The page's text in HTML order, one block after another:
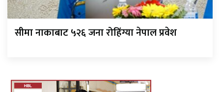
सीमा नाकाबाट ५२६ जना रोहिंग्या नेपाल प्रवेश